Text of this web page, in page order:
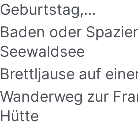
Geburtstag,...
Baden oder
Seewaldsee
Brettljause auf
Wanderweg zur
Hütte